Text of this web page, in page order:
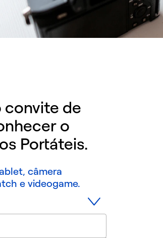
convite de
o
Portáteis.
câmera
e videogame.